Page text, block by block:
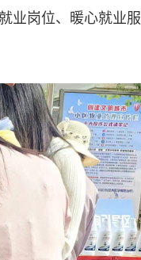
业岗位、暖心就业服